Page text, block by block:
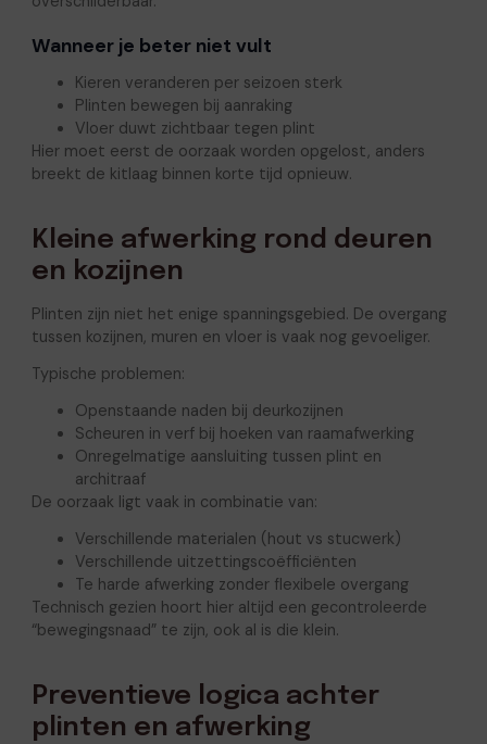
Wanneer je beter niet vult
Kieren veranderen per seizoen sterk
Plinten bewegen bij aanraking
Vloer duwt zichtbaar tegen plint
Hier moet eerst de oorzaak worden opgelost, anders
breekt de kitlaag binnen korte tijd opnieuw.
Kleine afwerking rond deuren
en kozijnen
Plinten zijn niet het enige spanningsgebied. De overgang
tussen kozijnen, muren en vloer is vaak nog gevoeliger.
Typische problemen:
Openstaande naden bij deurkozijnen
Scheuren in verf bij hoeken van raamafwerking
Onregelmatige aansluiting tussen plint en
architraaf
De oorzaak ligt vaak in combinatie van:
Verschillende materialen (hout vs stucwerk)
Verschillende uitzettingscoëfficiënten
Te harde afwerking zonder flexibele overgang
Technisch gezien hoort hier altijd een gecontroleerde
“bewegingsnaad” te zijn, ook al is die klein.
Preventieve logica achter
plinten en afwerking